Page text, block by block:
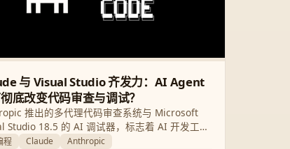
与 Visual Studio 齐发力：AI Agent
底改变代码审查与调试？
推出的多代理代码审查系统与 Microsoft
Studio 18.5 的 AI 调试器，标志着 AI 开发工具
辅助生成”向“自主代理”转型。本文解析这些新技
程 Claude
Anthropic